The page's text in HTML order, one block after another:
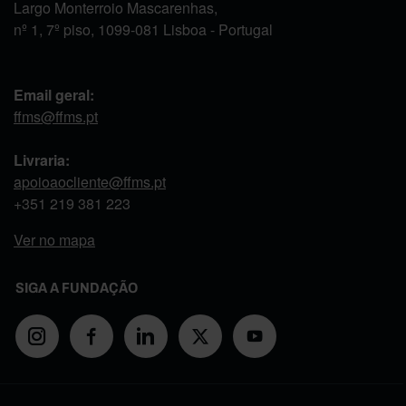
Largo Monterroio Mascarenhas,
nº 1, 7º piso, 1099-081 Lisboa - Portugal
Email geral:
ffms@ffms.pt
Livraria:
apoioaocliente@ffms.pt
+351 219 381 223
Ver no mapa
SIGA A FUNDAÇÃO